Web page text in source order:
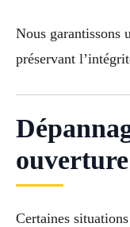
Nous garantissons
préservant
Certaines